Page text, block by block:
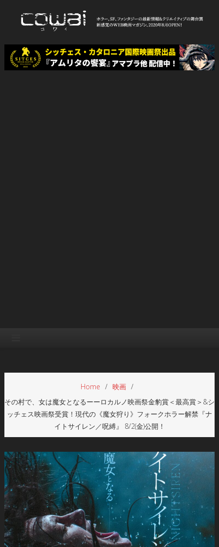
WEB映画マガジン「cowai コ
ワイ」
Home
映画
その村で、女は魔女となるーーロカルノ映画祭金豹賞＜最高賞＞&シ
ッチェス映画祭受賞！現代の《魔女狩り》フォークホラー解禁『ナ
イトサイレン／呪縛』 8/2(金)公開！